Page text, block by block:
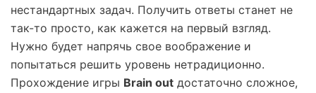
нестандартных задач. Получить ответы станет не
так-то просто, как кажется на первый взгляд.
Нужно будет напрячь свое воображение и
попытаться решить уровень нетрадиционно.
Прохождение игры Brain out достаточно сложное,